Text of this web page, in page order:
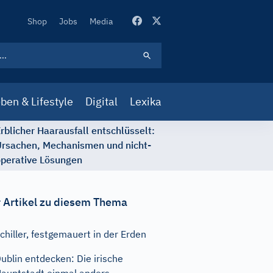
Secondary
Shop Jobs Media
& Lifestyle Digital Lexika
Haarausfall entschlüsselt:
Mechanismen und nicht-
Lösungen
Artikel zu diesem Thema
festgemauert in der Erden
entdecken: Die irische